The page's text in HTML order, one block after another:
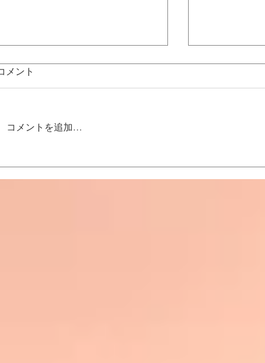
出張カーコーティング フェ
ラーリ
アルファス
ィング完成
メント
コメントを追加…